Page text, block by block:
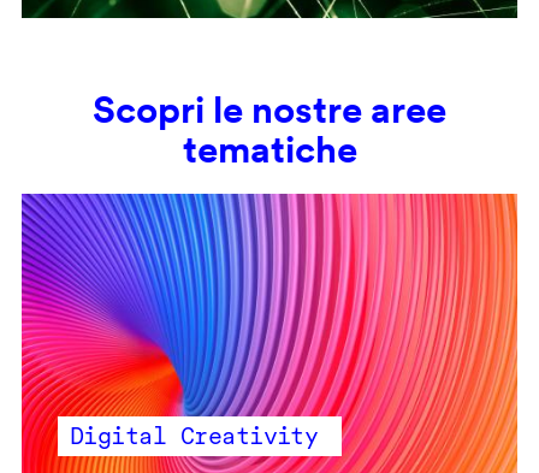
Scopri le nostre aree
tematiche
Digital Creativity